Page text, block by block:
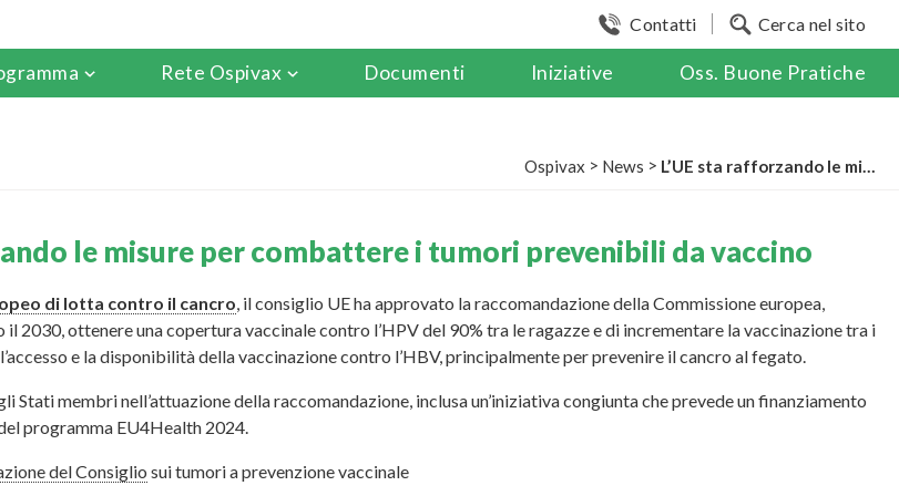
Contatti Cerca nel sito
Rete Ospivax Documenti Iniziative Oss. Buone Pratiche
Ospivax > News > L’UE sta rafforzando le misure per combattere i tumori prevenibili da vaccino
le misure per combattere i tumori prevenibili da vaccino
di lotta contro il cancro , il consiglio UE ha approvato la raccomandazione della Commissione europea,
2030, ottenere una copertura vaccinale contro l’HPV del 90% tra le ragazze e di incrementare la vaccinazione tra i
e la disponibilità della vaccinazione contro l’HBV, principalmente per prevenire il cancro al fegato.
Stati membri nell’attuazione della raccomandazione, inclusa un’iniziativa congiunta che prevede un finanziamento
programma EU4Health 2024.
del Consiglio sui tumori a prevenzione vaccinale